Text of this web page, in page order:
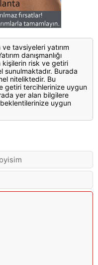
tavsiyeleri yatırım
danışmanlığı
kişilerin risk ve getiri
sunulmaktadır. Burada
niteliktedir. Bu
getiri tercihlerinize uygun
yer alan bilgilere
beklentilerinize uygun